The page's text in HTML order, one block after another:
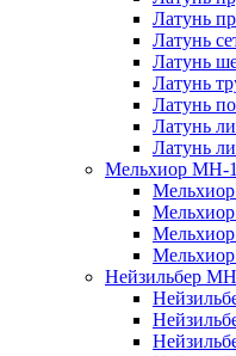
Латунь
Латунь
Латунь
Латунь
Латунь
Латунь
Латунь
Мельхиор МН-
Нейзильбер